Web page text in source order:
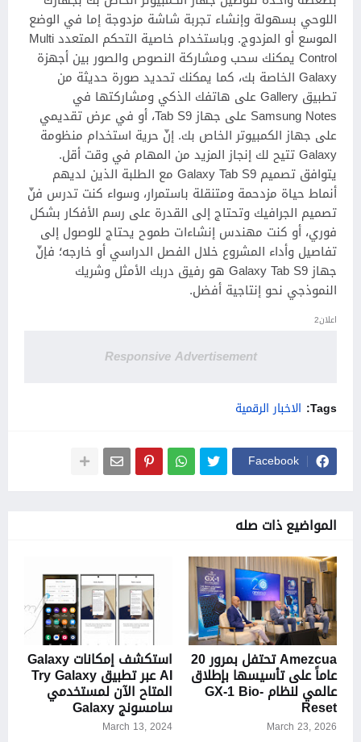
اللوحي بسهولة وإنشاء تجربة شاشة مزدوجة إما في الوضع
الموسع أو المزدوج. وباستخدام خاصية التحكم المتعدد Multi
Control يمكنك سحب ومشاركة النصوص والصور بين أجهزة
Galaxy الخاصة بك، كما يمكنك تحديد صورة حديثة من
تطبيق Gallery على هاتفك الذكي ومشاركتها في
Samsung Notes على جهاز Tab S9، أو في عرض تقديمي
على جهاز الكمبيوتر الخاص بك. إنّ حرية استخدام منظومة
Galaxy تتيح لك إنجاز المزيد من المهام في وقت أقل.
يتوافق تصميم Galaxy Tab S9 مع الطلبة الذين لديهم
أنماط حياة مزدحمة ومتنقلة باستمرار، وسواء كنت تدرس فنّ
تصميم الجرافيك وتحتاج إلى القدرة على رسم الأفكار بشكل
فوري، أو كنت مهندس إنشاءات طموح يحتاج للوصول إلى
تفاصيل وأداء المشروع خلال الفصل الدراسي أو خارجه؛ فإنّ
جهاز Galaxy Tab S9 هو رفيق دربك الأمثل وشريك
النموذجي نحو إنتاجية أفضل.
اعلان2
Responsive Advertisement
Tags: الاخبار الرقمية
Facebook
المواضيع ذات صله
Amezcua تحتفل بمرور 20
عاماً على تأسيسها بإطلاق
عالمي لنظام GX-1 Bio-
Reset
March 23, 2026
استكشف إمكانات Galaxy
AI عبر تطبيق Try Galaxy
المتاح الآن لمستخدمي
سامسونج Galaxy
March 13, 2024